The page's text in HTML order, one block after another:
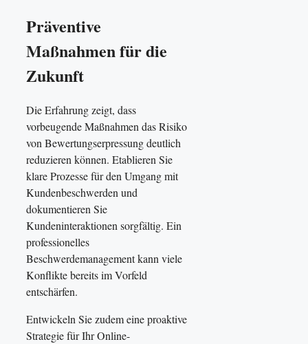
Präventive
Maßnahmen für die
Zukunft
Die Erfahrung zeigt, dass
vorbeugende Maßnahmen das Risiko
von Bewertungserpressung deutlich
reduzieren können. Etablieren Sie
klare Prozesse für den Umgang mit
Kundenbeschwerden und
dokumentieren Sie
Kundeninteraktionen sorgfältig. Ein
professionelles
Beschwerdemanagement kann viele
Konflikte bereits im Vorfeld
entschärfen.
Entwickeln Sie zudem eine proaktive
Strategie für Ihr Online-